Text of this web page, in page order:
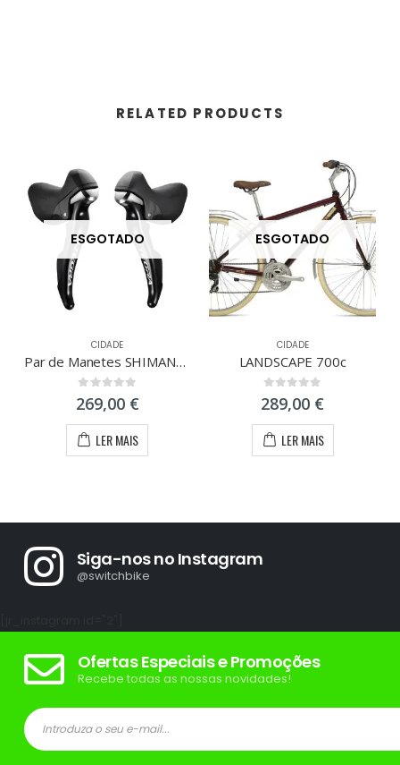
RELATED PRODUCTS
ESGOTADO
CIDADE
Par de Manetes SHIMANO ULTEGRA 6800 2x11V
0 out of 5
269,00 €
LER MAIS
ESGOTADO
CIDADE
LANDSCAPE 700c
0 out of 5
289,00 €
LER MAIS
Siga-nos no Instagram
@switchbike
Ofertas Especiais e Promoções
Recebe todas as nossas novidades!